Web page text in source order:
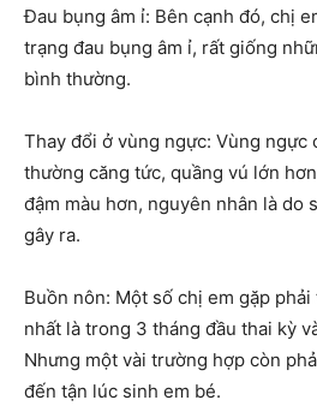
Đau bụng âm ỉ: Bên cạnh đó, chị
trạng đau bụng âm ỉ, rất giống
bình thường.
Thay đổi ở vùng ngực: Vùng ngực
thường căng tức, quầng vú lớn
đậm màu hơn, nguyên nhân là do
gây ra.
Buồn nôn: Một số chị em gặp
nhất là trong 3 tháng đầu thai kỳ
Nhưng một vài trường hợp còn
đến tận lúc sinh em bé.